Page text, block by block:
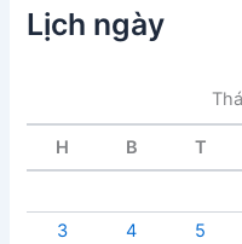
c
b
i
Lịch ngày
H B T
3
4 5